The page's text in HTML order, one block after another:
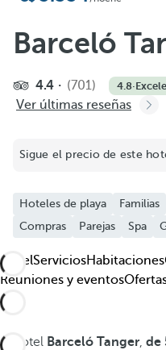
Barceló
4.4 (701) 4.8·
Ver últimas reseñas
Sigue el precio de este
Hoteles de playa Familias
Compras
Parejas Spa
HotelServiciosHabitaciones
Reuniones y eventos
El hotel Barceló Tanger, de